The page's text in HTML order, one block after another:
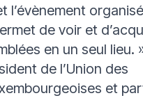
l’évènement
de voir et
en un seul lieu.
de l’Union des
et